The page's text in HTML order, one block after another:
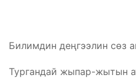
Билимдин деңгээлин сөз
Тургандай жыпар-жытын